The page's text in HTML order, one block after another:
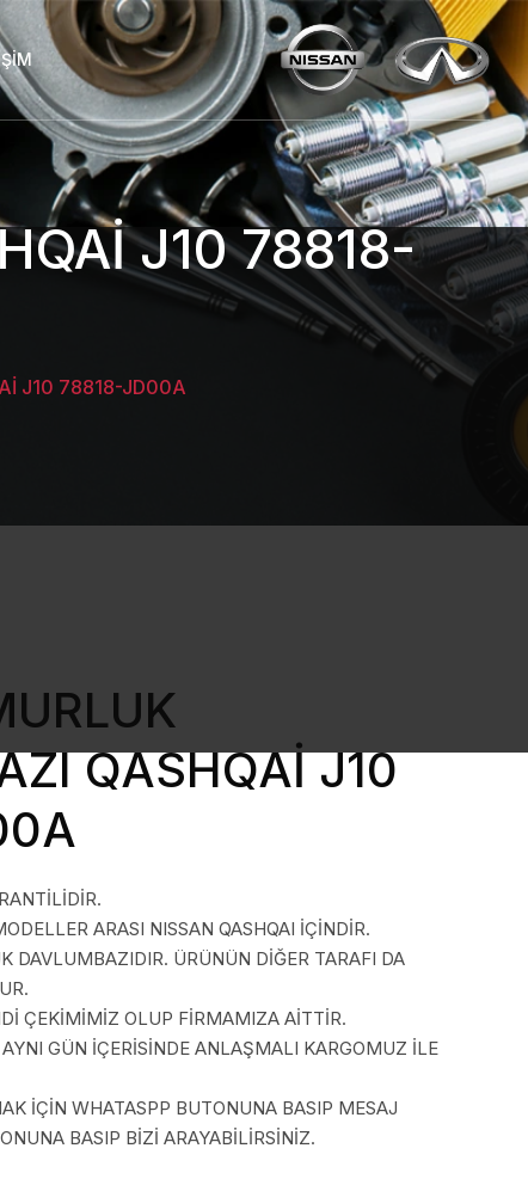
J10 78818-
J10 78818-JD00A
QASHQAİ J10
ARASI NISSAN QASHQAI İÇİNDİR.
DAVLUMBAZIDIR. ÜRÜNÜN DİĞER TARAFI DA
ÇEKİMİMİZ OLUP FİRMAMIZA AİTTİR.
GÜN İÇERİSİNDE ANLAŞMALI KARGOMUZ İLE
İÇİN WHATASPP BUTONUNA BASIP MESAJ
BASIP BİZİ ARAYABİLİRSİNİZ.